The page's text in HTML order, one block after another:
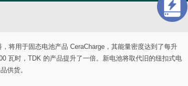
将用于固态电池产品 CeraCharge，其能量密度达到了每升
瓦时，TDK 的产品提升了一倍。新电池将取代旧的纽扣式电
供货。